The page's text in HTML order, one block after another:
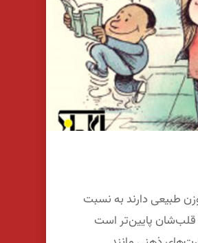
طبیعی دارند به نسبت
قلب‌شان پایین‌تر است